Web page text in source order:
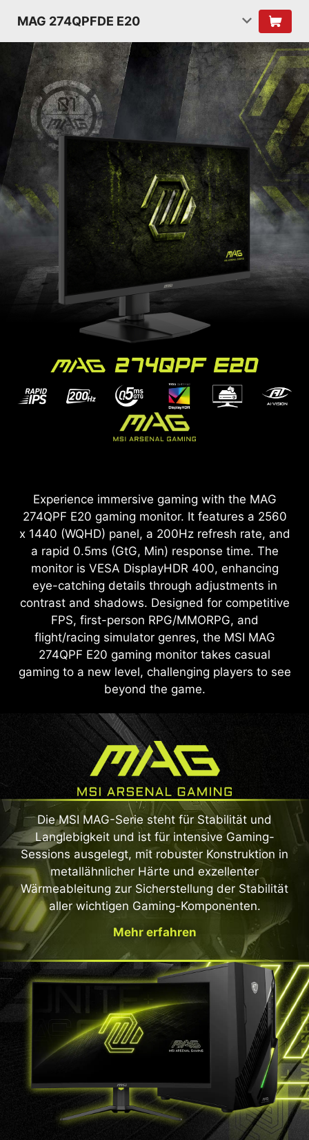
MAG 274QPFDE E20
Experience immersive gaming with the MAG
274QPF E20 gaming monitor. It features a 2560
x 1440 (WQHD) panel, a 200Hz refresh rate, and
a rapid 0.5ms (GtG, Min) response time. The
monitor is VESA DisplayHDR 400, enhancing
eye-catching details through adjustments in
contrast and shadows. Designed for competitive
FPS, first-person RPG/MMORPG, and
flight/racing simulator genres, the MSI MAG
274QPF E20 gaming monitor takes casual
gaming to a new level, challenging players to see
beyond the game.
Die MSI MAG-Serie steht für Stabilität und
Langlebigkeit und ist für intensive Gaming-
Sessions ausgelegt, mit robuster Konstruktion in
metallähnlicher Härte und exzellenter
Wärmeableitung zur Sicherstellung der Stabilität
aller wichtigen Gaming-Komponenten.
Mehr erfahren